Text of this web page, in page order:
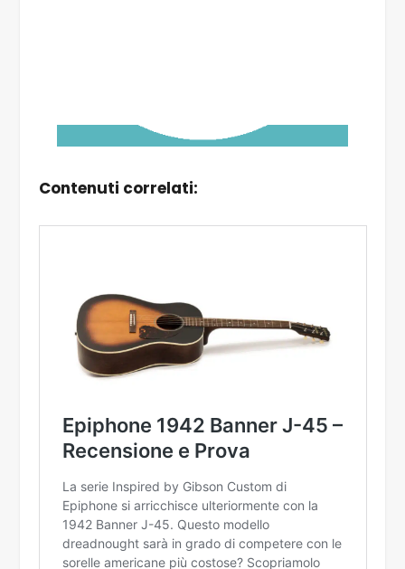
Contenuti correlati: